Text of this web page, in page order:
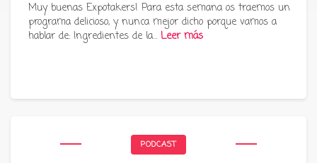
Muy buenas Expotakers! Para esta semana os traemos un
programa delicioso, y nunca mejor dicho porque vamos a
hablar de: Ingredientes de la… Leer más
PODCAST